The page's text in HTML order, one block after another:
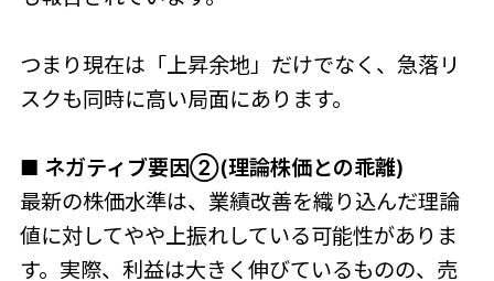
つまり現在は「上昇余地」だけでなく、急落リ
スクも同時に高い局面にあります。
■ ネガティブ要因②(理論株価との乖離)
最新の株価水準は、業績改善を織り込んだ理論
値に対してやや上振れしている可能性がありま
す。実際、利益は大きく伸びているものの、売